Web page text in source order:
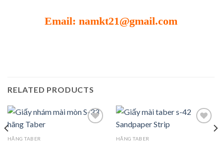
Email: namkt21@gmail.com
RELATED PRODUCTS
HÃNG TABER HÃNG TABER